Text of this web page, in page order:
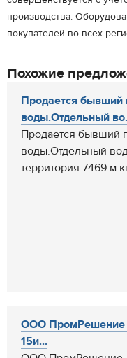
производства.
покупателей во всех
Похожие
Продается бывший
воды.Отдельный
Продается бывший
воды.Отдельный
территория 7469 м
ООО ПромРешение
15и...